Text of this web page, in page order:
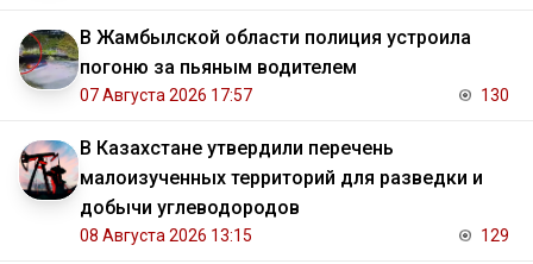
В Жамбылской области полиция устроила
погоню за пьяным водителем
07 Августа 2026 17:57 130
В Казахстане утвердили перечень
малоизученных территорий для разведки и
добычи углеводородов
08 Августа 2026 13:15 129